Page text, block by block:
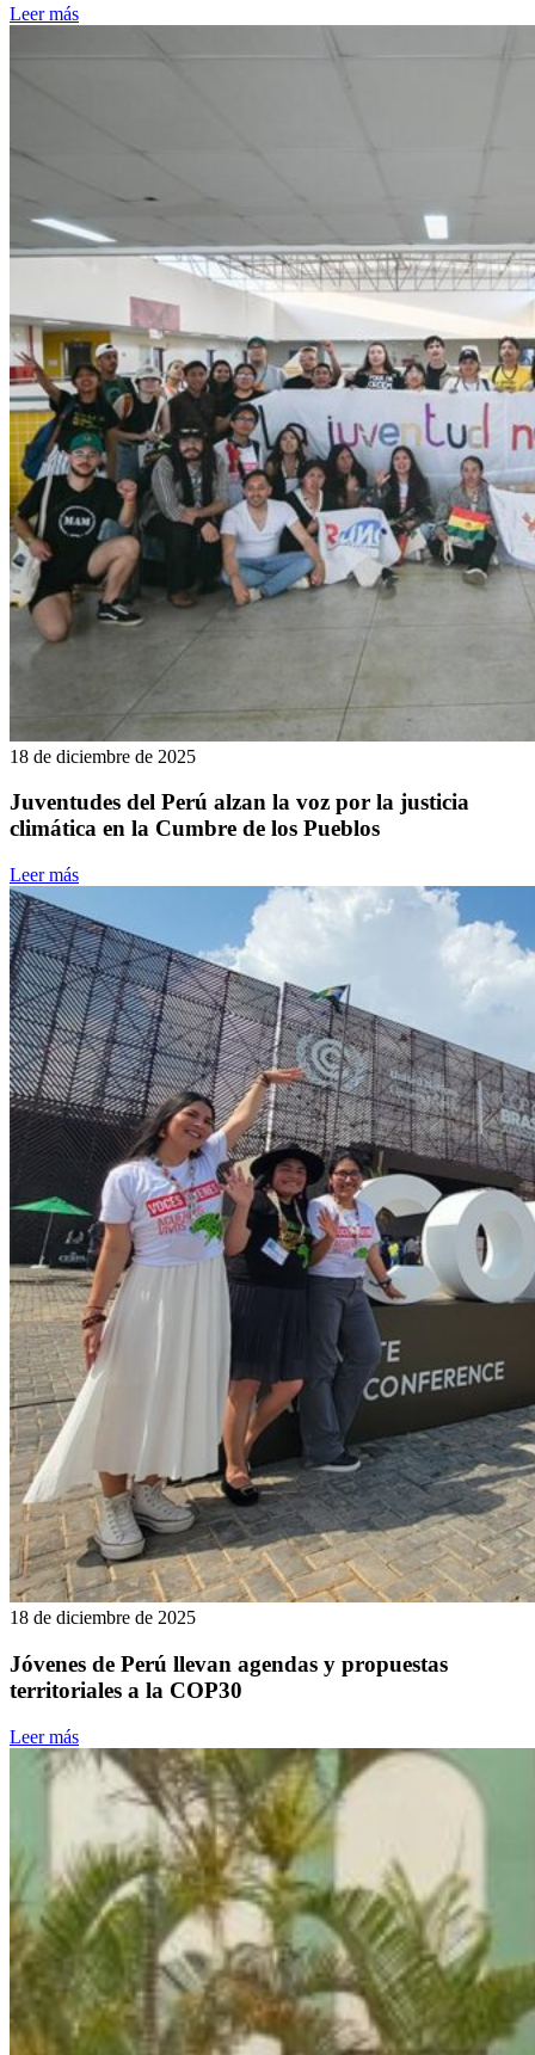
Leer más
18 de diciembre de 2025
Juventudes del Perú alzan la voz por la justicia
climática en la Cumbre de los Pueblos
Leer más
18 de diciembre de 2025
Jóvenes de Perú llevan agendas y propuestas
territoriales a la COP30
Leer más